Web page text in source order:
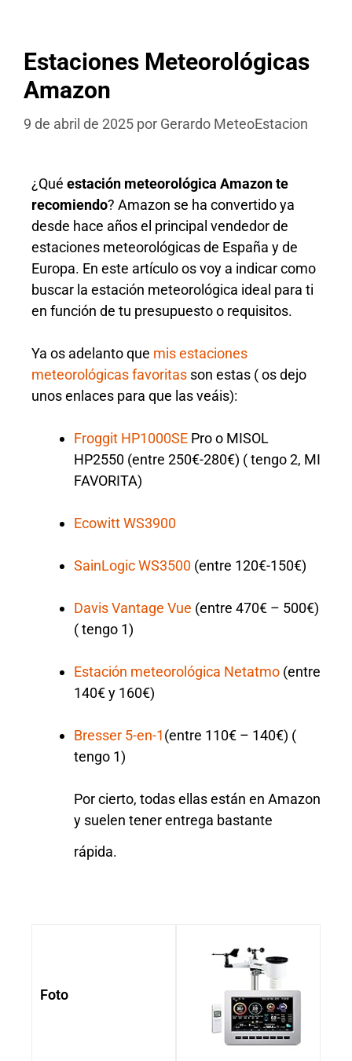
Estaciones Meteorológicas
Amazon
9 de abril de 2025 por Gerardo MeteoEstacion
¿Qué estación meteorológica Amazon te
recomiendo? Amazon se ha convertido ya
desde hace años el principal vendedor de
estaciones meteorológicas de España y de
Europa. En este artículo os voy a indicar como
buscar la estación meteorológica ideal para ti
en función de tu presupuesto o requisitos.
Ya os adelanto que mis estaciones
meteorológicas favoritas son estas ( os dejo
unos enlaces para que las veáis):
Froggit HP1000SE Pro o MISOL
HP2550 (entre 250€-280€) ( tengo 2, MI
FAVORITA)
Ecowitt WS3900
SainLogic WS3500 (entre 120€-150€)
Davis Vantage Vue (entre 470€ – 500€)
( tengo 1)
Estación meteorológica Netatmo (entre
140€ y 160€)
Bresser 5-en-1(entre 110€ – 140€) (
tengo 1)
Por cierto, todas ellas están en Amazon
y suelen tener entrega bastante
rápida.
Foto